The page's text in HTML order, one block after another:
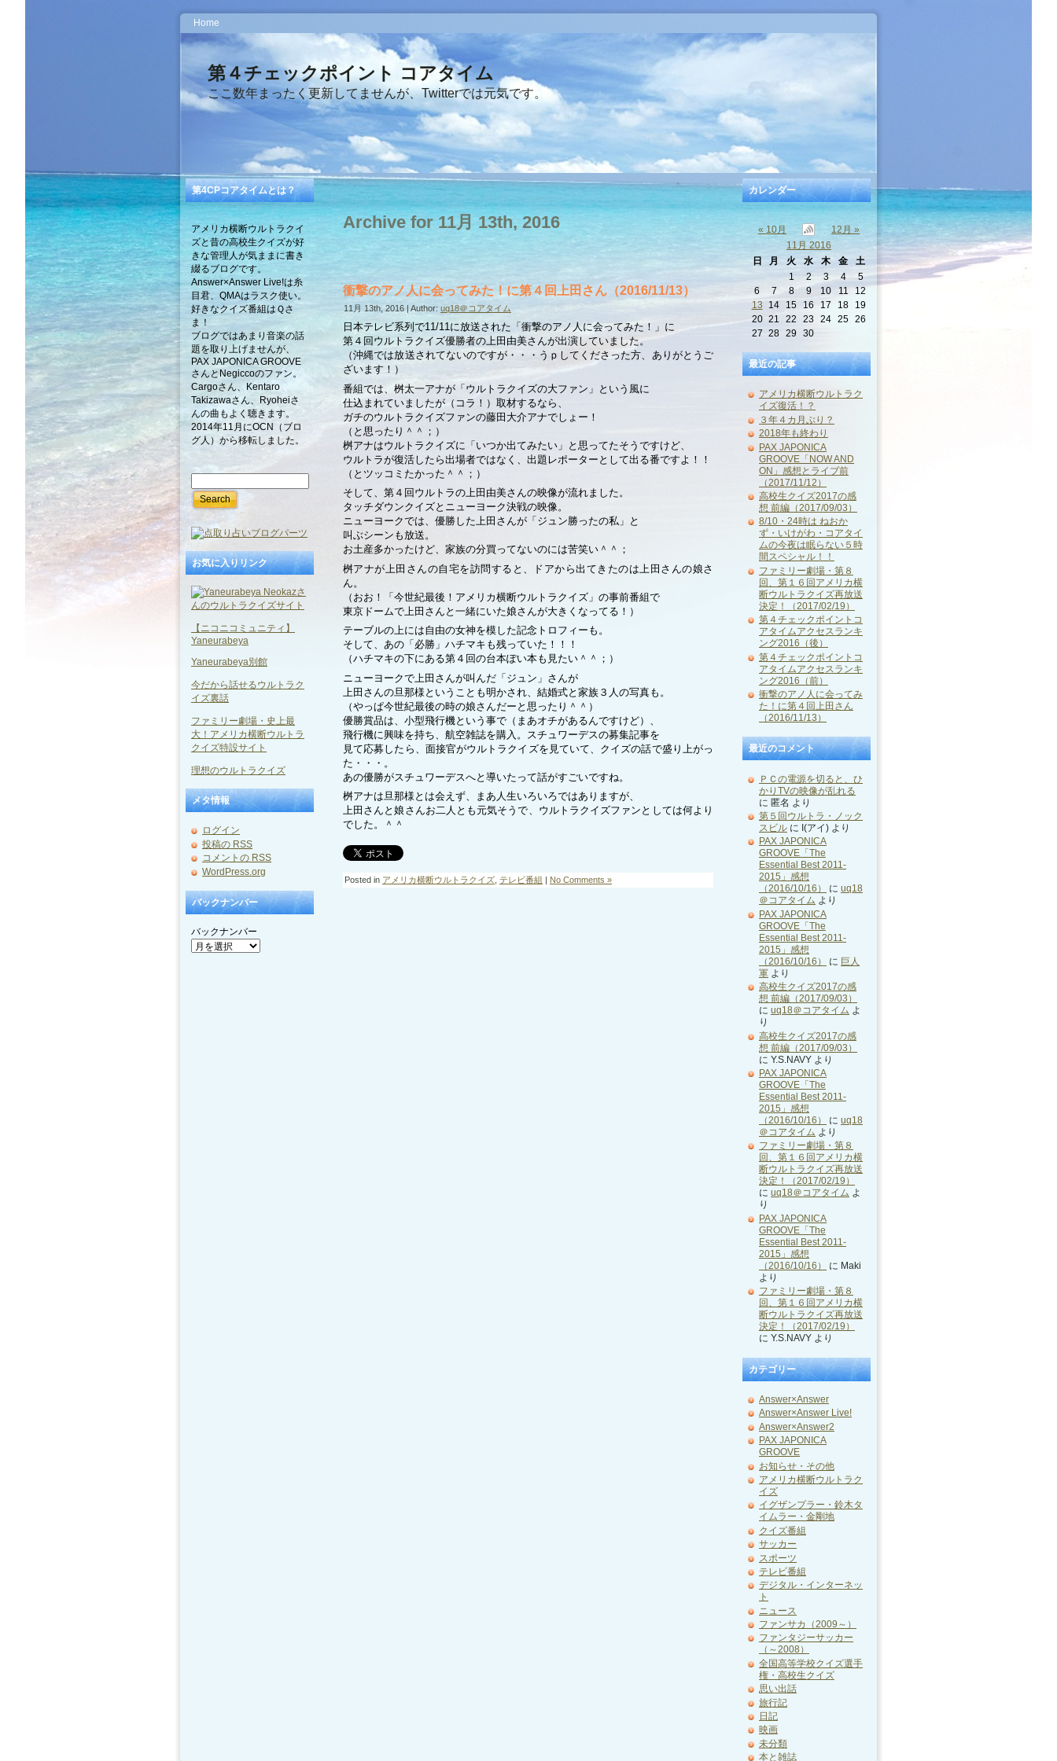
Home
第４チェックポイント コアタイム
ここ数年まったく更新してませんが、Twitterでは元気です。
第4CPコアタイムとは？
アメリカ横断ウルトラクイ
ズと昔の高校生クイズが好
きな管理人が気ままに書き
綴るブログです。
Answer×Answer Live!は糸
目君、QMAはラスク使い。
好きなクイズ番組はＱさ
ま！
ブログではあまり音楽の話
題を取り上げませんが、
PAX JAPONICA GROOVE
さんとNegiccoのファン。
Cargoさん、Kentaro
Takizawaさん、Ryoheiさ
んの曲もよく聴きます。
2014年11月にOCN（ブロ
グ人）から移転しました。
お気に入りリンク
【ニコニコミュニティ】
Yaneurabeya
Yaneurabeya別館
今だから話せるウルトラク
イズ裏話
ファミリー劇場・史上最
大！アメリカ横断ウルトラ
クイズ特設サイト
理想のウルトラクイズ
メタ情報
ログイン
投稿の RSS
コメントの RSS
WordPress.org
バックナンバー
バックナンバー
Archive for 11月 13th, 2016
衝撃のアノ人に会ってみた！に第４回上田さん（2016/11/13）
11月 13th, 2016 | Author: uq18＠コアタイム
日本テレビ系列で11/11に放送された「衝撃のアノ人に会ってみた！」に
第４回ウルトラクイズ優勝者の上田由美さんが出演していました。
（沖縄では放送されてないのですが・・・うｐしてくださった方、ありがとうご
ざいます！）
番組では、桝太一アナが「ウルトラクイズの大ファン」という風に
仕込まれていましたが（コラ！）取材するなら、
ガチのウルトラクイズファンの藤田大介アナでしょー！
（と思ったり＾＾；）
桝アナはウルトラクイズに「いつか出てみたい」と思ってたそうですけど、
ウルトラが復活したら出場者ではなく、出題レポーターとして出る番ですよ！！
（とツッコミたかった＾＾；）
そして、第４回ウルトラの上田由美さんの映像が流れました。
タッチダウンクイズとニューヨーク決戦の映像。
ニューヨークでは、優勝した上田さんが「ジュン勝ったの私」と
叫ぶシーンも放送。
お土産多かったけど、家族の分買ってないのには苦笑い＾＾；
桝アナが上田さんの自宅を訪問すると、ドアから出てきたのは上田さんの娘さ
ん。
（おお！「今世紀最後！アメリカ横断ウルトラクイズ」の事前番組で
東京ドームで上田さんと一緒にいた娘さんが大きくなってる！）
テーブルの上には自由の女神を模した記念トロフィーも。
そして、あの「必勝」ハチマキも残っていた！！！
（ハチマキの下にある第４回の台本ぽい本も見たい＾＾；）
ニューヨークで上田さんが叫んだ「ジュン」さんが
上田さんの旦那様ということも明かされ、結婚式と家族３人の写真も。
（やっぱ今世紀最後の時の娘さんだーと思ったり＾＾）
優勝賞品は、小型飛行機という事で（まあオチがあるんですけど）、
飛行機に興味を持ち、航空雑誌を購入。スチュワーデスの募集記事を
見て応募したら、面接官がウルトラクイズを見ていて、クイズの話で盛り上がっ
た・・・。
あの優勝がスチュワーデスへと導いたって話がすごいですね。
桝アナは旦那様とは会えず、まあ人生いろいろではありますが、
上田さんと娘さんお二人とも元気そうで、ウルトラクイズファンとしては何より
でした。＾＾
Posted in アメリカ横断ウルトラクイズ テレビ番組 | No Comments »
カレンダー
« 10月
12月 »
11月 2016
日
月 火 水 木 金
土
1
2 3 4
5
6
7 8 9 10 11
12
13
14 15 16 17 18
19
20 21 22 23 24 25 26
27 28 29 30
最近の記事
アメリカ横断ウルトラク
イズ復活！？
３年４カ月ぶり？
2018年も終わり
PAX JAPONICA
GROOVE「NOW AND
ON」感想とライブ前
（2017/11/12）
高校生クイズ2017の感
想 前編（2017/09/03）
8/10・24時は ねおか
ず・いけがわ・コアタイ
ムの今夜は眠らない５時
間スペシャル！！
ファミリー劇場・第８
回、第１６回アメリカ横
断ウルトラクイズ再放送
決定！（2017/02/19）
第４チェックポイントコ
アタイムアクセスランキ
ング2016（後）
第４チェックポイントコ
アタイムアクセスランキ
ング2016（前）
衝撃のアノ人に会ってみ
た！に第４回上田さん
（2016/11/13）
最近のコメント
ＰＣの電源を切ると、ひ
かりTVの映像が乱れる
に 匿名 より
第５回ウルトラ・ノック
スビル に I(アイ) より
PAX JAPONICA
GROOVE「The
Essential Best 2011-
2015」感想
（2016/10/16）
に uq18
＠コアタイム より
PAX JAPONICA
GROOVE「The
Essential Best 2011-
2015」感想
（2016/10/16）
に 巨人
軍 より
高校生クイズ2017の感
想 前編（2017/09/03）
に uq18＠コアタイム よ
り
高校生クイズ2017の感
想 前編（2017/09/03）
に Y.S.NAVY より
PAX JAPONICA
GROOVE「The
Essential Best 2011-
2015」感想
（2016/10/16）
に uq18
＠コアタイム より
ファミリー劇場・第８
回、第１６回アメリカ横
断ウルトラクイズ再放送
決定！（2017/02/19）
に uq18＠コアタイム よ
り
PAX JAPONICA
GROOVE「The
Essential Best 2011-
2015」感想
（2016/10/16）
に Maki
より
ファミリー劇場・第８
回、第１６回アメリカ横
断ウルトラクイズ再放送
決定！（2017/02/19）
に Y.S.NAVY より
カテゴリー
Answer×Answer
Answer×Answer Live!
Answer×Answer2
PAX JAPONICA
GROOVE
お知らせ・その他
アメリカ横断ウルトラク
イズ
イグザンプラー・鈴木タ
イムラー・金剛地
クイズ番組
サッカー
スポーツ
テレビ番組
デジタル・インターネッ
ト
ニュース
ファンサカ（2009～）
ファンタジーサッカー
（～2008）
全国高等学校クイズ選手
権・高校生クイズ
思い出話
旅行記
日記
映画
未分類
本と雑誌